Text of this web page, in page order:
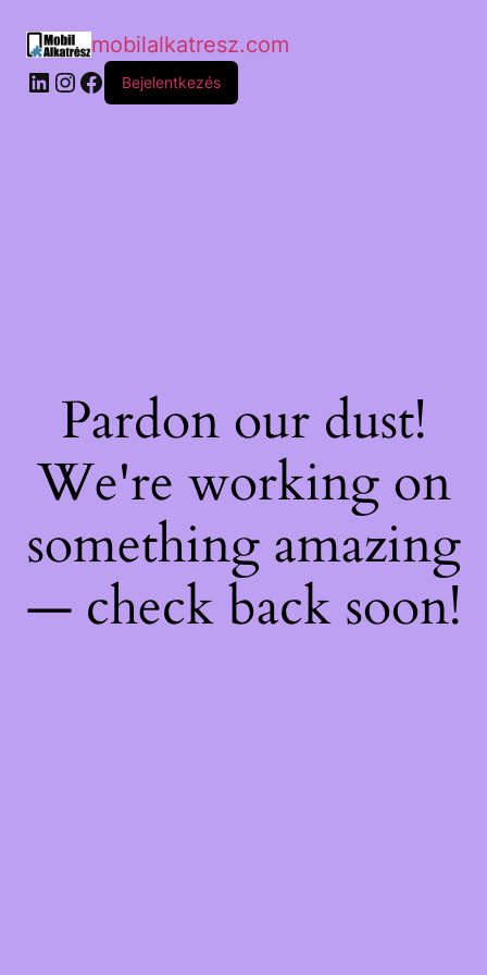
mobilalkatresz.com
Bejelentkezés
Pardon our dust!
We're working on
something amazing
— check back soon!